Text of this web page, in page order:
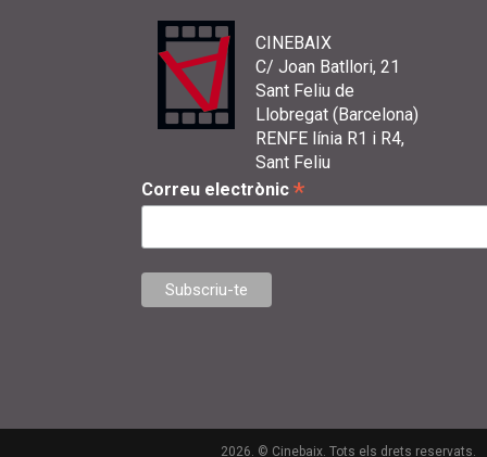
CINEBAIX
C/ Joan Batllori, 21
Sant Feliu de
Llobregat (Barcelona)
RENFE línia R1 i R4,
Sant Feliu
Correu electrònic *
2026. © Cinebaix. Tots els drets reservats.